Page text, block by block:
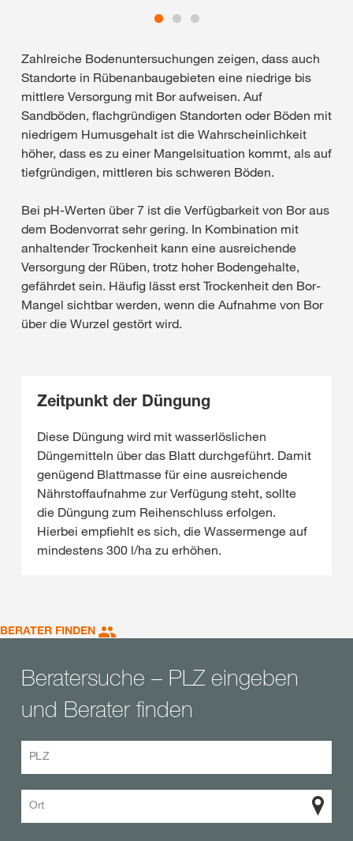
Zahlreiche Bodenuntersuchungen zeigen, dass auch
Standorte in Rübenanbaugebieten eine niedrige bis
mittlere Versorgung mit Bor aufweisen. Auf
Sandböden, flachgründigen Standorten oder Böden mit
niedrigem Humusgehalt ist die Wahrscheinlichkeit
höher, dass es zu einer Mangelsituation kommt, als auf
tiefgründigen, mittleren bis schweren Böden.
Bei pH-Werten über 7 ist die Verfügbarkeit von Bor aus
dem Bodenvorrat sehr gering. In Kombination mit
anhaltender Trockenheit kann eine ausreichende
Versorgung der Rüben, trotz hoher Bodengehalte,
gefährdet sein. Häufig lässt erst Trockenheit den Bor-
Mangel sichtbar werden, wenn die Aufnahme von Bor
über die Wurzel gestört wird.
Zeitpunkt der Düngung
Diese Düngung wird mit wasserlöslichen
Düngemitteln über das Blatt durchgeführt. Damit
genügend Blattmasse für eine ausreichende
Nährstoffaufnahme zur Verfügung steht, sollte
die Düngung zum Reihenschluss erfolgen.
Hierbei empfiehlt es sich, die Wassermenge auf
mindestens 300 l/ha zu erhöhen.
BERATER FINDEN
Beratersuche – PLZ eingeben
und Berater finden
PLZ
Ort